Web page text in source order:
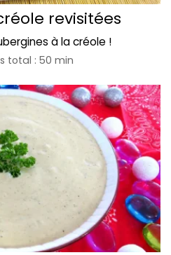
revisitées
à la créole !
total : 50 min